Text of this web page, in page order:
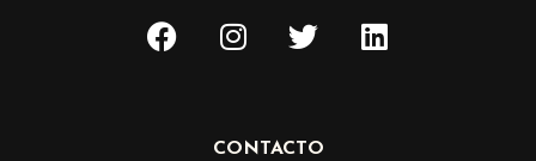
F
a
I
n
a
T
w
t
L
i
CONTACTO